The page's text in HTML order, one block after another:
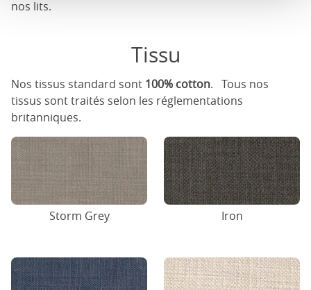
nos lits.
Tissu
Nos tissus standard sont 100% cotton. Tous nos
tissus sont traités selon les réglementations
britanniques.
Storm Grey Iron